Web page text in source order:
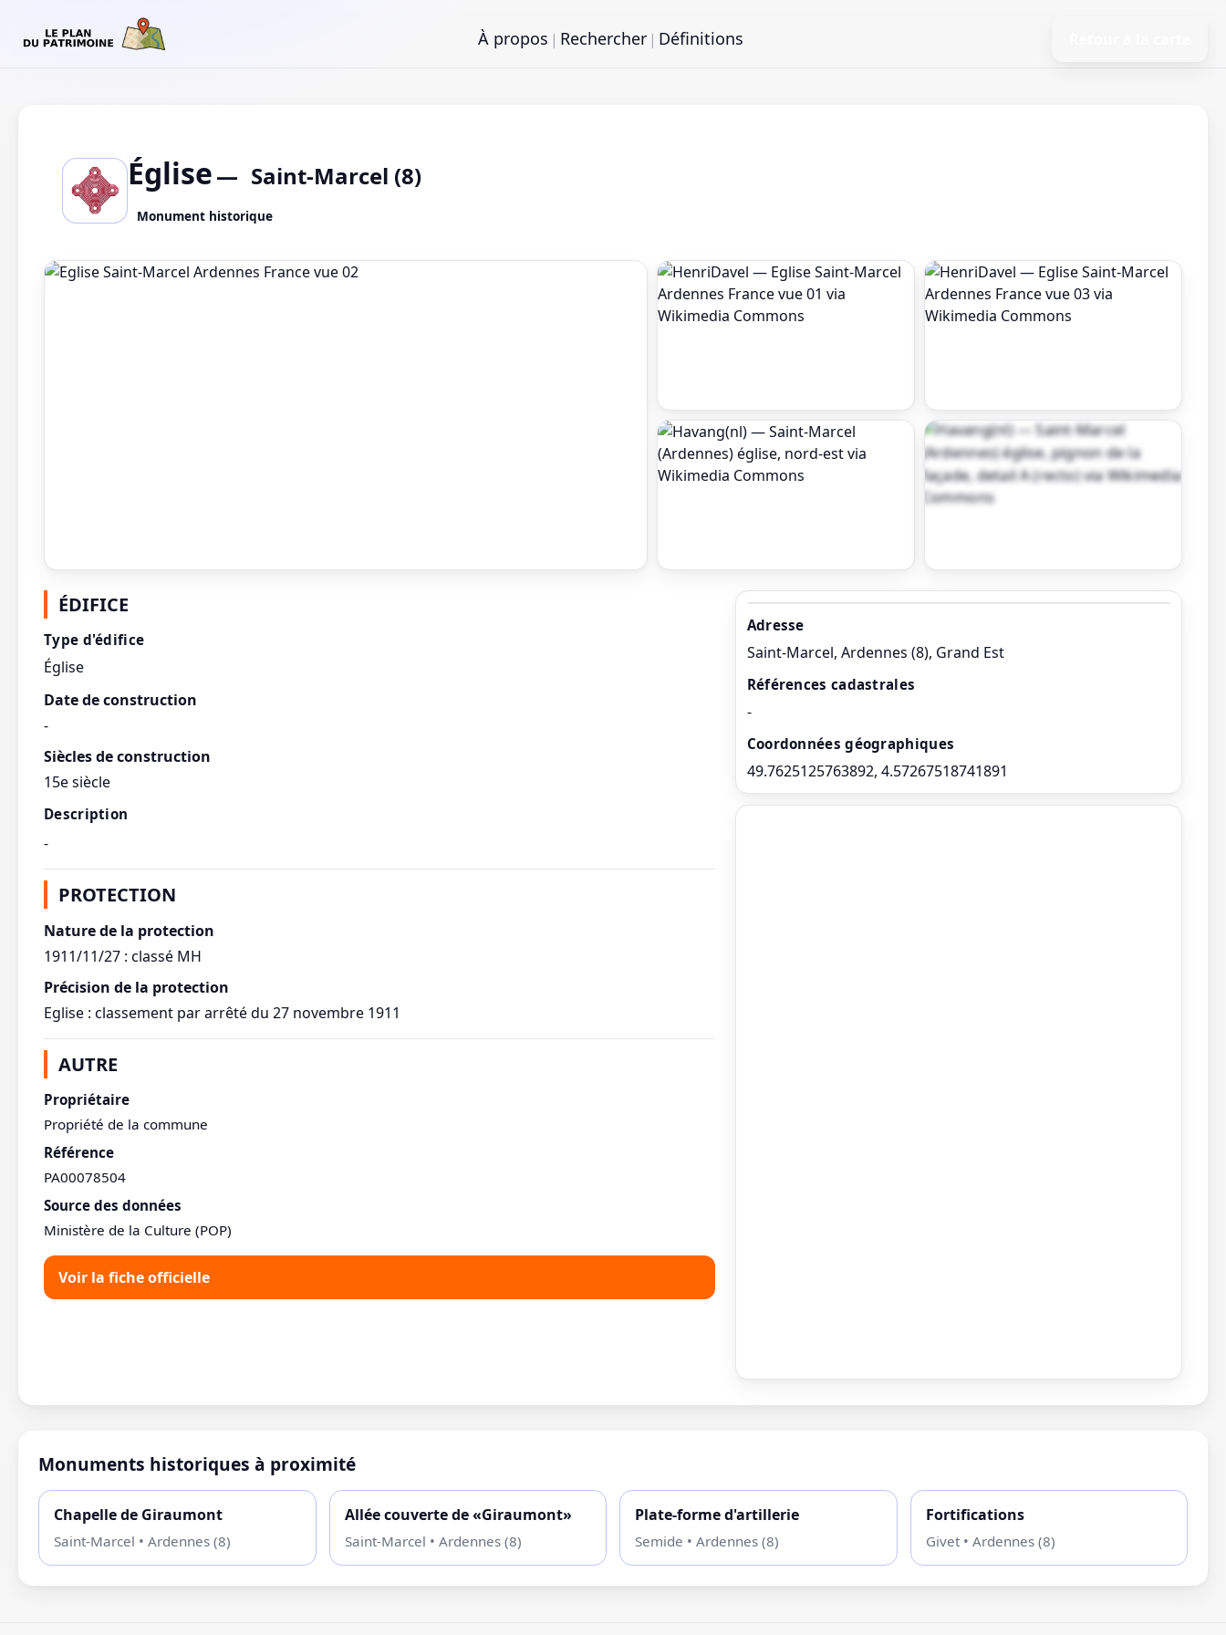
À propos | Rechercher | Définitions
Église Saint-Marcel (8)
Monument historique
ÉDIFICE
Type d'édifice
Église
Date de construction
-
Siècles de construction
15e siècle
Description
-
PROTECTION
Nature de la protection
1911/11/27 : classé MH
Précision de la protection
Eglise : classement par arrêté du 27 novembre 1911
AUTRE
Propriétaire
Propriété de la commune
Référence
PA00078504
Source des données
Ministère de la Culture (POP)
Voir la fiche officielle
Adresse
Saint-Marcel, Ardennes (8), Grand Est
Références cadastrales
-
Coordonnées géographiques
49.7625125763892, 4.57267518741891
Monuments historiques à proximité
Chapelle de Giraumont
Saint-Marcel • Ardennes (8)
Allée couverte de «Giraumont»
Saint-Marcel • Ardennes (8)
Plate-forme d'artillerie
Semide • Ardennes (8)
Fortifications
Givet • Ardennes (8)